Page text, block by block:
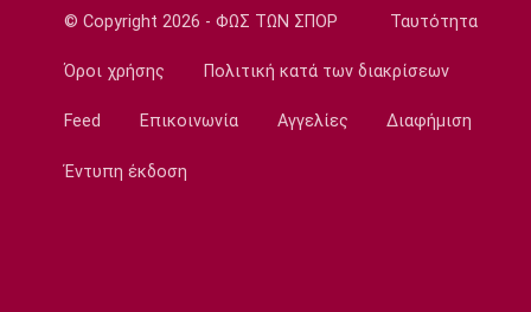
Κούβελος σε αδελφές Αλεξανδρή: «Μας
21:50
Super League 2
21:35
© Copyright 2026 - ΦΩΣ ΤΩΝ ΣΠΟΡ Ταυτότητα
Όροι χρήσης Πολιτική κατά των διακρίσεων
Feed Επικοινωνία Αγγελίες Διαφήμιση
Έντυπη έκδοση